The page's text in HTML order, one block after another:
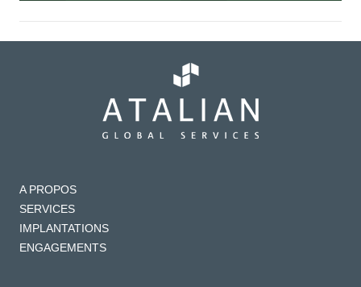
A PROPOS
SERVICES
IMPLANTATIONS
ENGAGEMENTS